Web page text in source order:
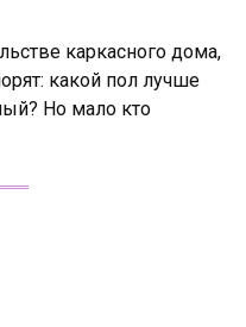
каркасного дома,
какой пол лучше
Но мало кто